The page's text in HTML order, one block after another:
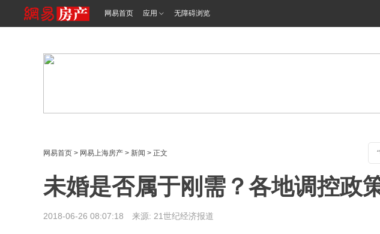
网易首页 应用 无障碍浏览
网易首页 > 网易上海房产 > 新闻 > 正文
未婚是否属于刚需？各地调控政
2018-06-26 08:07:18 来源: 21世纪经济报道